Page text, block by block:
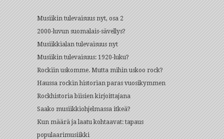
Musiikin tulevaisuus nyt, osa 2
2000-luvun suomalais-sävellys?
Musiikkialan tulevaisuus nyt
Musiikin tulevaisuus: 1920-luku?
Rockiin uskomme. Mutta mihin uskoo rock?
Haussa rockin historian paras vuosikymmen
Rockhistoria biisien kirjoittajana
Saako musiikkiohjelmassa itkeä?
Kun määrä ja laatu kohtaavat: tapaus
populaarimusiikki